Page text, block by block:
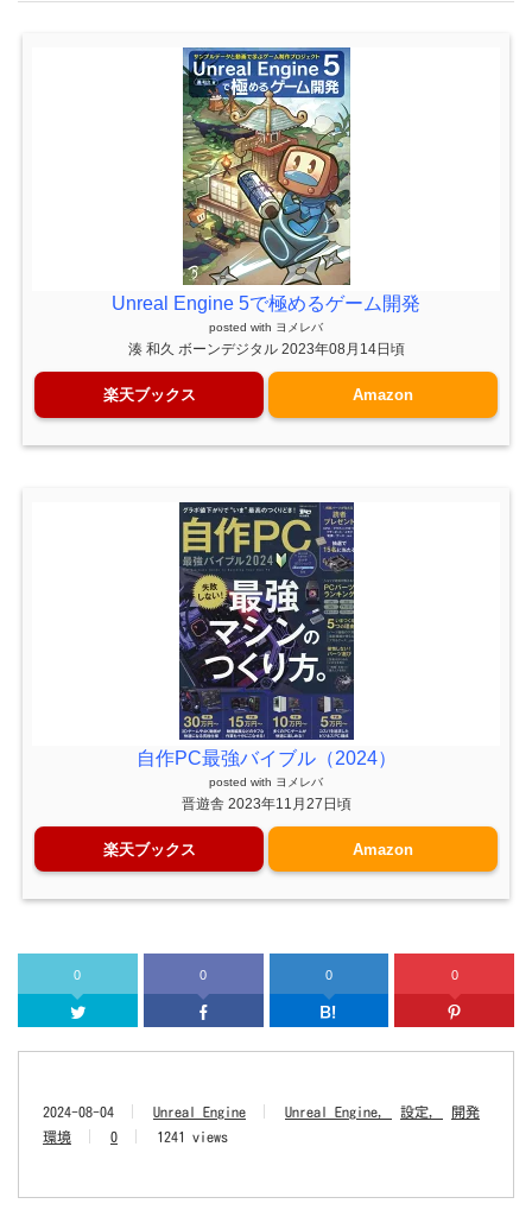
Unreal Engine 5で極めるゲーム開発
posted with ヨメレバ
湊 和久 ボーンデジタル 2023年08月14日頃
楽天ブックス Amazon
自作PC最強バイブル（2024）
posted with ヨメレバ
晋遊舎 2023年11月27日頃
楽天ブックス Amazon
0
Twitter
0
Facebook
0
はてなブッ
0
2024-08-04 Unreal Engine Unreal Engine 設定
開発
環境
0 1241 views